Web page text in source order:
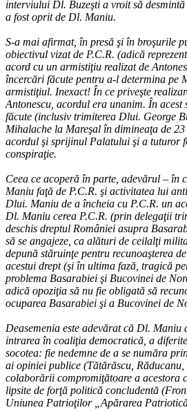
interviului Dl. Buzeşti a vroit să
a fost oprit de Dl. Maniu.
S-a mai afirmat, în presă şi în broşurile
obiectivul vizat de P.C.R. (adică
acord cu un armistiţiu realizat de
încercări făcute pentru a-l determina pe
armistiţiul. Inexact! În ce priveşte
Antonescu, acordul era unanim. În acest
făcute (inclusiv trimiterea Dlui. George
Mihalache la Mareşal în dimineaţa de
acordul şi sprijinul Palatului şi a tuturor
conspiraţie.
Ceea ce acoperă în parte, adevărul – în
Maniu faţă de P.C.R. şi activitatea lui
Dlui. Maniu de a încheia cu P.C.R. un
Dl. Maniu cerea P.C.R. (prin delegaţii
deschis dreptul României asupra
să se angajeze, ca alături de ceilalţi
depună stăruinţe pentru recunoaşterea
acestui drept (şi în ultima fază, tragică
problema Basarabiei şi Bucovinei de
adică opoziţia să nu fie obligată să
ocuparea Basarabiei şi a Bucovinei de
Deasemenia este adevărat că Dl. Maniu
intrarea în coaliţia democratică, a
socotea: fie nedemne de a se număra
ai opiniei publice (Tătărăscu,
colaborării compromiţătoare a acestora
lipsite de forţă politică concludentă
Uniunea Patrioţilor „Apărarea